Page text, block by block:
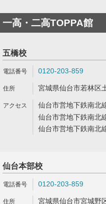
一高・二高TOPPA館
五橋校
0120-203-859
宮城県仙台市若林区
仙台市営地下鉄南北
仙台市営地下鉄南北
仙台市営地下鉄南北
仙台本部校
0120-203-859
宮城県仙台市宮城野